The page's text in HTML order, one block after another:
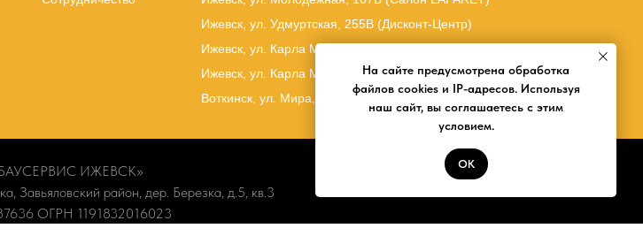
На сайте предусмотрена обработка
файлов cookies и IP-адресов. Используя
наш сайт, вы соглашаетесь с этим
условием.
ОК
Ижевск, ул. Удмуртская, 255В (Дисконт-Центр)
Ижевск, ул. Карла Маркса, 61
Ижевск, ул. Карла Маркса, 61 Салон LAPARET)
Воткинск, ул. Мира, 17А (Салон LAPARET)
ИЖЕВСК»
Завьяловский район, дер. Березка, д.5, кв.3
ОГРН 1191832016023